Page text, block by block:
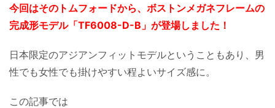
今回はそのトムフォードから、ボストンメガネフレームの
完成形モデル「TF6008-D-B」が登場しました！
日本限定のアジアンフィットモデルということもあり、男
性でも女性でも掛けやすい程よいサイズ感に。
この記事では